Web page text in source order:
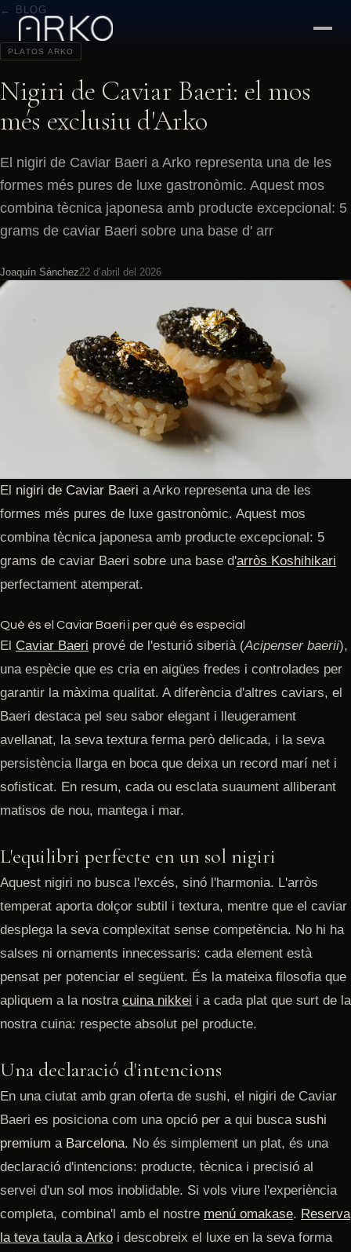
← BLOG
PLATOS ARKO
Nigiri de Caviar Baeri: el mos
més exclusiu d'Arko
El nigiri de Caviar Baeri a Arko representa una de les
formes més pures de luxe gastronòmic. Aquest mos
combina tècnica japonesa amb producte excepcional: 5
grams de caviar Baeri sobre una base d' arr
Joaquín Sánchez22 d’abril del 2026
El nigiri de Caviar Baeri a Arko representa una de les
formes més pures de luxe gastronòmic. Aquest mos
combina tècnica japonesa amb producte excepcional: 5
grams de caviar Baeri sobre una base d'arròs Koshihikari
perfectament atemperat.
Què és el Caviar Baeri i per què és especial
El Caviar Baeri prové de l'esturió siberià (Acipenser baerii),
una espècie que es cria en aigües fredes i controlades per
garantir la màxima qualitat. A diferència d'altres caviars, el
Baeri destaca pel seu sabor elegant i lleugerament
avellanat, la seva textura ferma però delicada, i la seva
persistència llarga en boca que deixa un record marí net i
sofisticat. En resum, cada ou esclata suaument alliberant
matisos de nou, mantega i mar.
L'equilibri perfecte en un sol nigiri
Aquest nigiri no busca l'excés, sinó l'harmonia. L'arròs
temperat aporta dolçor subtil i textura, mentre que el caviar
desplega la seva complexitat sense competència. No hi ha
salses ni ornaments innecessaris: cada element està
pensat per potenciar el següent. És la mateixa filosofia que
apliquem a la nostra cuina nikkei i a cada plat que surt de la
nostra cuina: respecte absolut pel producte.
Una declaració d'intencions
En una ciutat amb gran oferta de sushi, el nigiri de Caviar
Baeri es posiciona com una opció per a qui busca sushi
premium a Barcelona. No és simplement un plat, és una
declaració d'intencions: producte, tècnica i precisió al
servei d'un sol mos inoblidable. Si vols viure l'experiència
completa, combina'l amb el nostre menú omakase. Reserva
la teva taula a Arko i descobreix el luxe en la seva forma